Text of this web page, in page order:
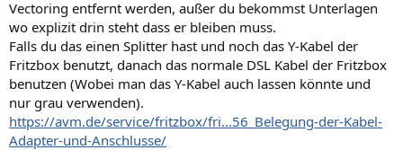
Vectoring entfernt werden, außer du bekommst Unterlagen
wo explizit drin steht dass er bleiben muss.
Falls du das einen Splitter hast und noch das Y-Kabel der
Fritzbox benutzt, danach das normale DSL Kabel der Fritzbox
benutzen (Wobei man das Y-Kabel auch lassen könnte und
nur grau verwenden).
https://avm.de/service/fritzbox/fri...56_Belegung-der-Kabel-
Adapter-und-Anschlusse/